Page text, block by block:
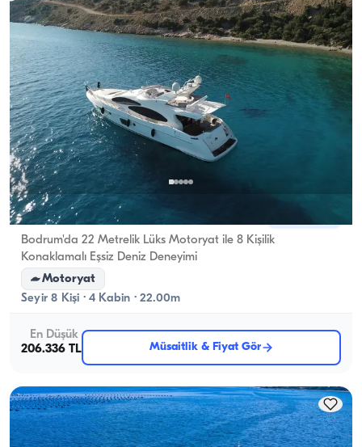
Bodrum, Muğla
Bodrum'da 22 Metrelik Lüks Motoryat ile 8 Kişilik
Konaklamalı Eşsiz Deniz Deneyimi
Motoryat
Seyir 8 Kişi · 4 Kabin · 22.00m
En Düşük
206.336 TL
Müsaitlik & Fiyat Gör